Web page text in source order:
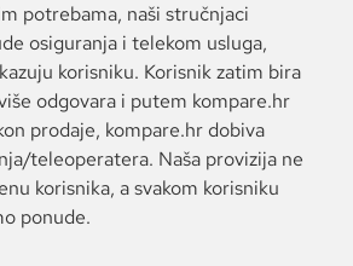
potrebama, naši stručnjaci
osiguranja i telekom usluga,
korisniku. Korisnik zatim bira
odgovara i putem kompare.hr
prodaje, kompare.hr dobiva
teleoperatera. Naša provizija ne
korisnika, a svakom korisniku
ponude.